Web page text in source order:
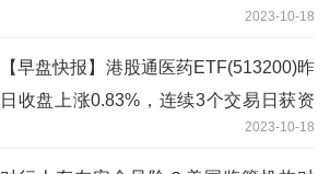
2023-10-18
【早盘快报】港股通医药ETF(513200)昨
日收盘上涨0.83%，连续3个交易日获资
2023-10-18